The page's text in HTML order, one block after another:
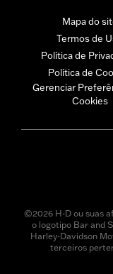
Mapa do
Termos de
Política de
Política de
Gerenciar
Cookies
©2026 H-D ou suas
o logotipo Bar and
Harley-Davidson
terceiros